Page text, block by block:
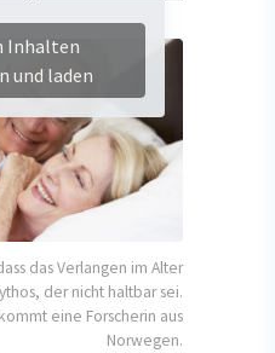
Inhalten
und laden
das Verlangen im Alter
der nicht haltbar sei.
eine Forscherin aus
Norwegen.